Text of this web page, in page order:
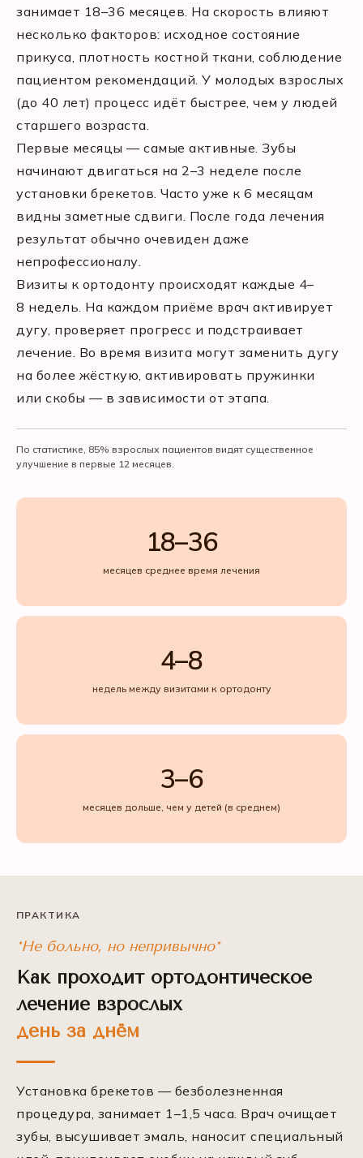
занимает 18–36 месяцев. На скорость влияют
несколько факторов: исходное состояние
прикуса, плотность костной ткани, соблюдение
пациентом рекомендаций. У молодых взрослых
(до 40 лет) процесс идёт быстрее, чем у людей
старшего возраста.
Первые месяцы — самые активные. Зубы
начинают двигаться на 2–3 неделе после
установки брекетов. Часто уже к 6 месяцам
видны заметные сдвиги. После года лечения
результат обычно очевиден даже
непрофессионалу.
Визиты к ортодонту происходят каждые 4–
8 недель. На каждом приёме врач активирует
дугу, проверяет прогресс и подстраивает
лечение. Во время визита могут заменить дугу
на более жёсткую, активировать пружинки
или скобы — в зависимости от этапа.
По статистике, 85% взрослых пациентов видят существенное
улучшение в первые 12 месяцев.
18–36
месяцев среднее время лечения
4–8
недель между визитами к ортодонту
3–6
месяцев дольше, чем у детей (в среднем)
ПРАКТИКА
*Не больно, но непривычно*
Как проходит ортодонтическое
лечение взрослых
день за днём
Установка брекетов — безболезненная
процедура, занимает 1–1,5 часа. Врач очищает
зубы, высушивает эмаль, наносит специальный